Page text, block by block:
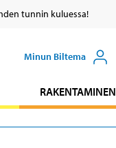
tunnin kuluessa!
Minun Biltema
RAKENTAMINEN